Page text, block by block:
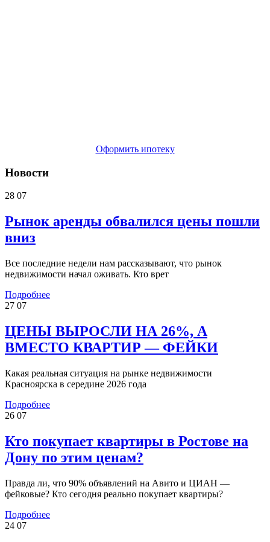
Оформить ипотеку
Новости
28 07
Рынок аренды обвалился цены пошли
вниз
Все последние недели нам рассказывают, что рынок
недвижимости начал оживать. Кто врет
Подробнее
27 07
ЦЕНЫ ВЫРОСЛИ НА 26%, А
ВМЕСТО КВАРТИР — ФЕЙКИ
Какая реальная ситуация на рынке недвижимости
Красноярска в середине 2026 года
Подробнее
26 07
Кто покупает квартиры в Ростове на
Дону по этим ценам?
Правда ли, что 90% объявлений на Авито и ЦИАН —
фейковые? Кто сегодня реально покупает квартиры?
Подробнее
24 07